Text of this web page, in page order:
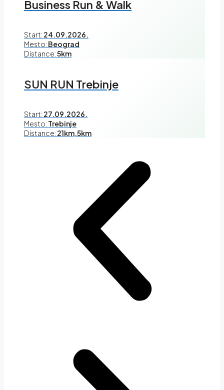
Business Run & Walk
Start: 24.09.2026.
Mesto: Beograd
Distance:5km
SUN RUN Trebinje
Start: 27.09.2026.
Mesto: Trebinje
Distance: 21km,5km